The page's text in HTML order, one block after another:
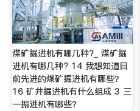
煤矿掘进机有哪几种?_ 煤矿掘
进机有哪几种? 14 我想知道目
前先进的煤矿掘进机有哪些？
16 矿井掘进机有什么组成 3 三
一掘进机有哪些？